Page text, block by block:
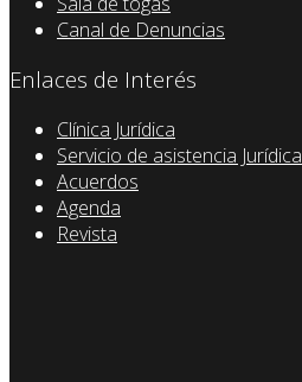
Canal de Denuncias
Enlaces de Interés
Clínica Jurídica
Servicio de asistencia Jurídica
Acuerdos
Agenda
Revista